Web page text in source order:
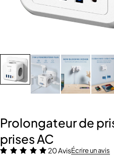
VIDÉO
Prolongateur de
prises AC
20 AvisÉcrire un avis